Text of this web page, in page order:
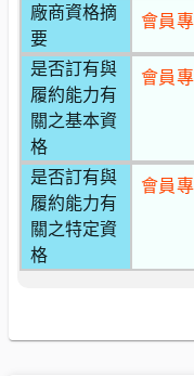
廠商資格摘
要
會員
是否訂有與
履約能力有
關之基本資
格
會員
是否訂有與
履約能力有
關之特定資
格
會員